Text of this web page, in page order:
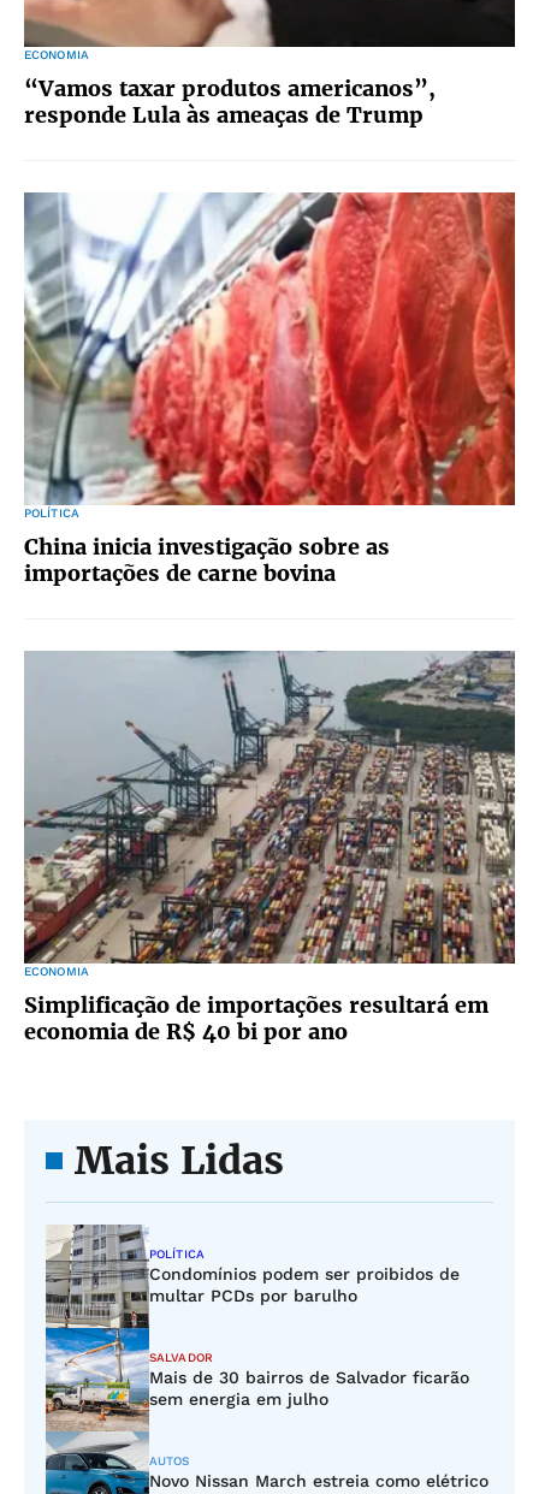
ECONOMIA
“Vamos taxar produtos americanos”,
responde Lula às ameaças de Trump
POLÍTICA
China inicia investigação sobre as
importações de carne bovina
ECONOMIA
Simplificação de importações resultará em
economia de R$ 40 bi por ano
Mais Lidas
POLÍTICA
Condomínios podem ser proibidos de
multar PCDs por barulho
SALVADOR
Mais de 30 bairros de Salvador ficarão
sem energia em julho
AUTOS
Novo Nissan March estreia como elétrico